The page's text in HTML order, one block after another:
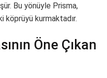
Bu yönüyle Prisma,
köprüyü kurmaktadır.
Öne Çıkan